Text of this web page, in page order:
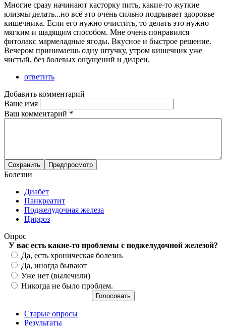
Многие сразу начинают касторку пить, какие-то жуткие
клизмы делать...но всё это очень сильно подрывает здоровье
кишечника. Если его нужно очистить, то делать это нужно
мягким и щадящим способом. Мне очень понравился
фитолакс мармеладные ягоды. Вкусное и быстрое решение.
Вечером принимаешь одну штучку, утром кишечник уже
чистый, без болевых ощущений и диареи.
ответить
Добавить комментарий
Ваше имя
Ваш комментарий *
Болезни
Диабет
Панкреатит
Поджелудочная железа
Цирроз
Опрос
У вас есть какие-то проблемы с поджелудочной железой?
Варианты
Да, есть хроническая болезнь
Да, иногда бывают
Уже нет (вылечили)
Никогда не было проблем.
Старые опросы
Результаты